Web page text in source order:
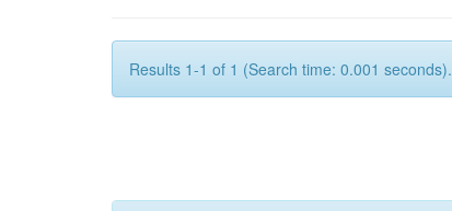
Results 1-1 of 1 (Search time: 0.001 seconds).